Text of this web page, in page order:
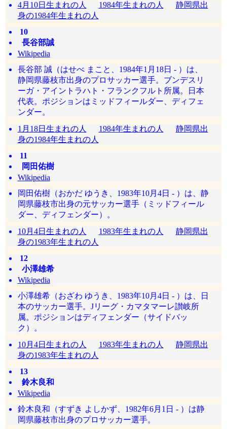
4月10日生まれの人
1984年生まれの人
静岡県出
身の1984年生まれの人
10
長谷部誠
Wikipedia
長谷部 誠（はせべ まこと、1984年1月18日 - ）は、
静岡県藤枝市出身のプロサッカー選手。ブンデスリ
ーガ・アイントラハト・フランクフルト所属。日本
代表。ポジションはミッドフィールダー、ディフェ
ンダー。
1月18日生まれの人
1984年生まれの人
静岡県出
身の1984年生まれの人
11
岡田佑樹
Wikipedia
岡田佑樹（おかだ ゆうき、1983年10月4日 - ）は、静
岡県藤枝市出身の元サッカー選手（ミッドフィール
ダー、ディフェンダー）。
10月4日生まれの人
1983年生まれの人
静岡県出
身の1983年生まれの人
12
小澤雄希
Wikipedia
小澤雄希（おざわ ゆうき、1983年10月4日 - ）は、日
本のサッカー選手。Jリーグ・カマタマーレ讃岐所
属。ポジションはディフェンダー（サイドバッ
ク）。
10月4日生まれの人
1983年生まれの人
静岡県出
身の1983年生まれの人
13
鈴木良和
Wikipedia
鈴木良和（すずき よしかず、1982年6月1日 - ）は静
岡県藤枝市出身のプロサッカー選手。